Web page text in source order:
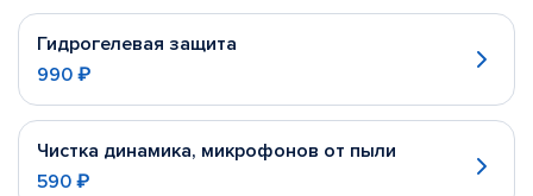
Гидрогелевая защита
990 ₽
Чистка динамика, микрофонов от пыли
590 ₽